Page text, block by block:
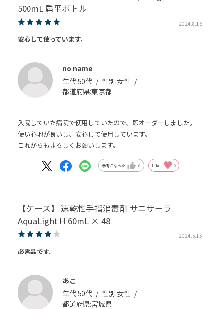
500mL 扁平ボトル
2024.8.16
安心して使っています。
no name
年代:50代 性別:女性
都道府県:東京都
入院していた病院で使用していたので、即オーダーしました。
使い心地が良いし、安心して使用しています。
これからもよろしくお願いします。
参考になった 0 Like! 0
【ケース】 速乾性手指消毒剤 サニサーラ
AquaLight H 60mL × 48
2024.6.15
必需品です。
あこ
年代:50代 性別:女性
都道府県:宮城県